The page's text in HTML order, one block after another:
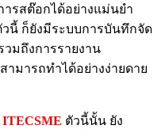
ารสต๊อกได้อย่างแม่นยำ
นี้ ก็ยังมีระบบการบันทึกจัด
วมถึงการรายงาน
ามารถทำได้อย่างง่ายดาย
ตัวนี้นั้น ยัง